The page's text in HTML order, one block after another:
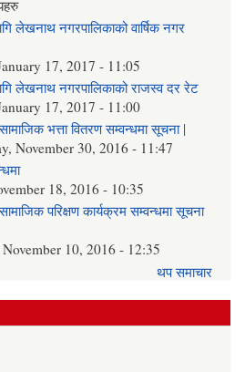
नगरपालिकाको वार्षिक नगर
17, 2017 - 11:05
लेखनाथ नगरपालिकाको राजस्व दर रेट
17, 2017 - 11:00
भत्ता वितरण सम्वन्धमा सूचना |
November 30, 2016 - 11:47
18, 2016 - 10:35
परिक्षण कार्यक्रम सम्वन्धमा सूचना
10, 2016 - 12:35
थप समाचार